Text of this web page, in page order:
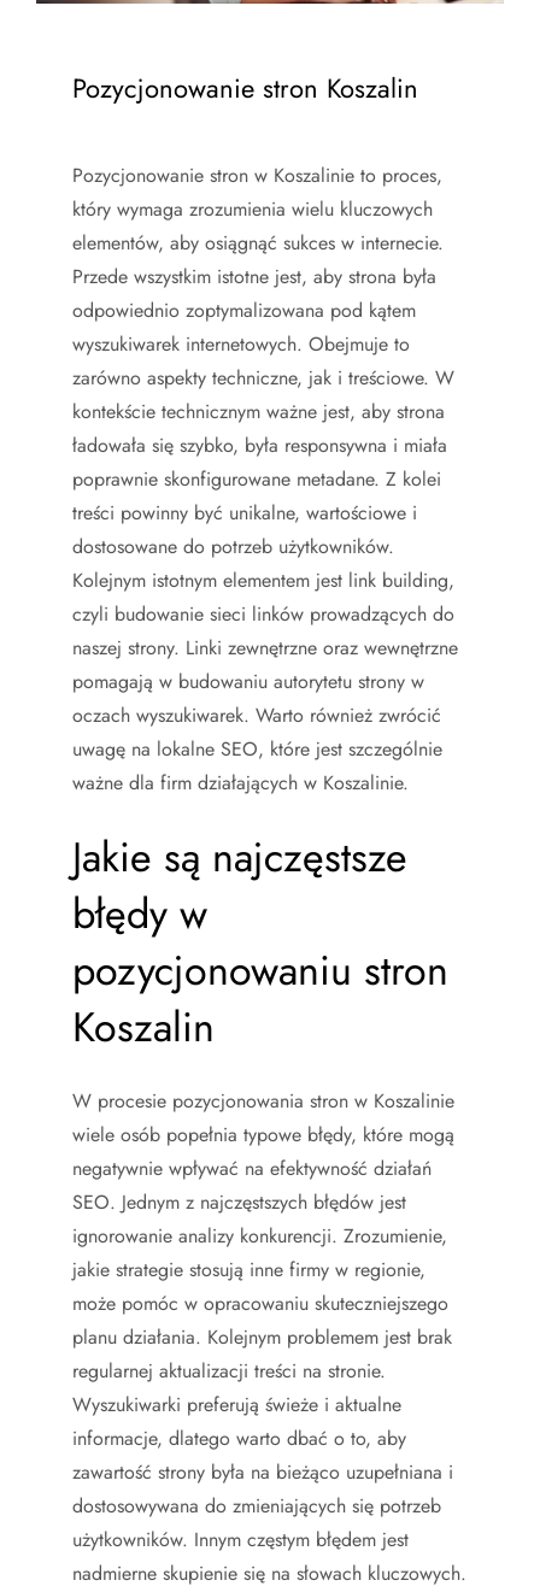
Pozycjonowanie stron Koszalin
Pozycjonowanie stron w Koszalinie to proces,
który wymaga zrozumienia wielu kluczowych
elementów, aby osiągnąć sukces w internecie.
Przede wszystkim istotne jest, aby strona była
odpowiednio zoptymalizowana pod kątem
wyszukiwarek internetowych. Obejmuje to
zarówno aspekty techniczne, jak i treściowe. W
kontekście technicznym ważne jest, aby strona
ładowała się szybko, była responsywna i miała
poprawnie skonfigurowane metadane. Z kolei
treści powinny być unikalne, wartościowe i
dostosowane do potrzeb użytkowników.
Kolejnym istotnym elementem jest link building,
czyli budowanie sieci linków prowadzących do
naszej strony. Linki zewnętrzne oraz wewnętrzne
pomagają w budowaniu autorytetu strony w
oczach wyszukiwarek. Warto również zwrócić
uwagę na lokalne SEO, które jest szczególnie
ważne dla firm działających w Koszalinie.
Jakie są najczęstsze
błędy w
pozycjonowaniu stron
Koszalin
W procesie pozycjonowania stron w Koszalinie
wiele osób popełnia typowe błędy, które mogą
negatywnie wpływać na efektywność działań
SEO. Jednym z najczęstszych błędów jest
ignorowanie analizy konkurencji. Zrozumienie,
jakie strategie stosują inne firmy w regionie,
może pomóc w opracowaniu skuteczniejszego
planu działania. Kolejnym problemem jest brak
regularnej aktualizacji treści na stronie.
Wyszukiwarki preferują świeże i aktualne
informacje, dlatego warto dbać o to, aby
zawartość strony była na bieżąco uzupełniana i
dostosowywana do zmieniających się potrzeb
użytkowników. Innym częstym błędem jest
nadmierne skupienie się na słowach kluczowych.